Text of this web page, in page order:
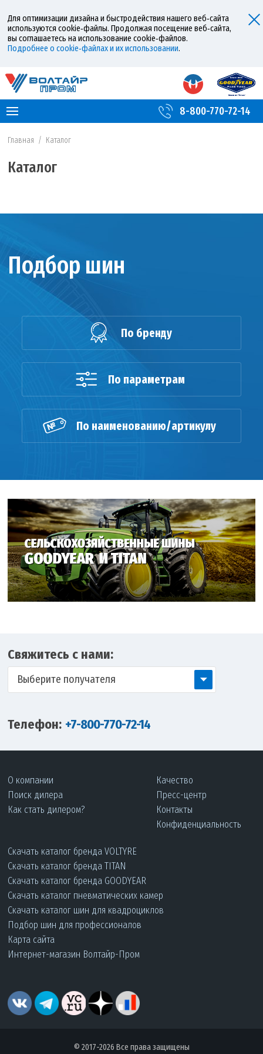
Для оптимизации дизайна и быстродействия нашего веб‑сайта
используются cookie‑файлы. Продолжая посещение веб‑сайта,
вы соглашаетесь на использование cookie‑файлов.
Подробнее о cookie‑файлах и их использовании.
8-800-770-72-14
Главная / Каталог
Каталог
Подбор шин
По бренду
По параметрам
По наименованию/артикулу
Свяжитесь с нами:
Выберите получателя
Телефон: +7-800-770-72-14
О компании
Поиск дилера
Как стать дилером?
Качество
Пресс-центр
Контакты
Конфиденциальность
Скачать каталог бренда VOLTYRE
Скачать каталог бренда TITAN
Скачать каталог бренда GOODYEAR
Скачать каталог пневматических камер
Скачать каталог шин для квадроциклов
Подбор шин для профессионалов
Карта сайта
Интернет-магазин Волтайр-Пром
© 2017-2026 Все права защищены